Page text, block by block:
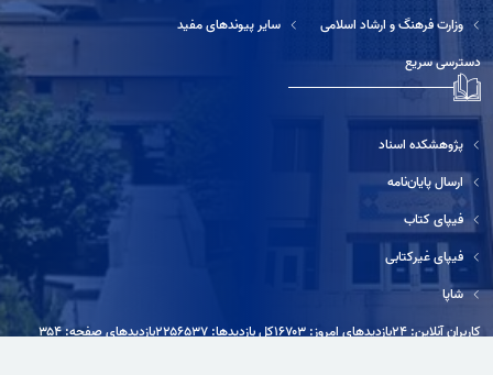
وزارت فرهنگ و ارشاد اسلامی
سایر پیوندهای مفید
دسترسی سریع
پژوهشکده اسناد
ارسال پایان‌نامه
فیپای کتاب
فیپای غیرکتابی
شاپا
کاربران آنلاین: ۲۴
بازدیدهای امروز: ۱۶۷۰۳ کل بازدیدها: ۲۲۵۶۵۳۷
بازدیدهای صفحه: ۳۵۴